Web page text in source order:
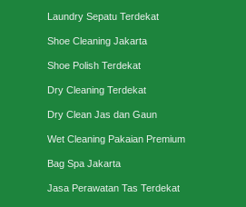
Laundry Sepatu Terdekat
Shoe Cleaning Jakarta
Shoe Polish Terdekat
Dry Cleaning Terdekat
Dry Clean Jas dan Gaun
Wet Cleaning Pakaian Premium
Bag Spa Jakarta
Jasa Perawatan Tas Terdekat